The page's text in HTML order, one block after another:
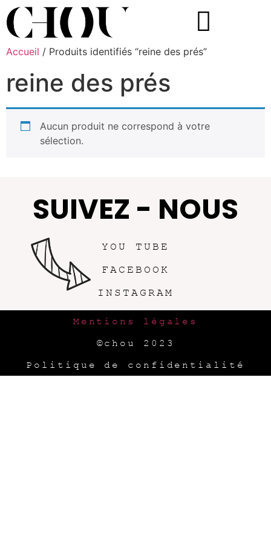
Accueil / Produits identifiés “reine des prés”
reine des prés
Aucun produit ne correspond à votre
sélection.
SUIVEZ - NOUS
YOU TUBE
FACEBOOK
INSTAGRAM
Mentions légales
©chou 2023
Politique de confidentialité